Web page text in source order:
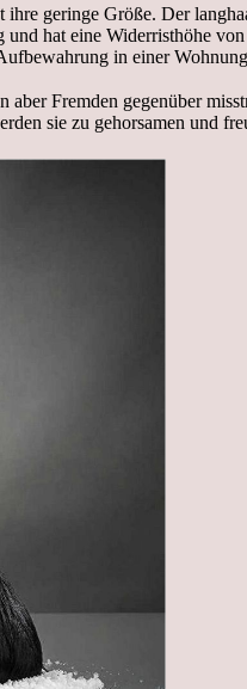
ihre geringe Größe. Der
hat eine Widerristhöhe
in einer
Fremden gegenüber
sie zu gehorsamen und